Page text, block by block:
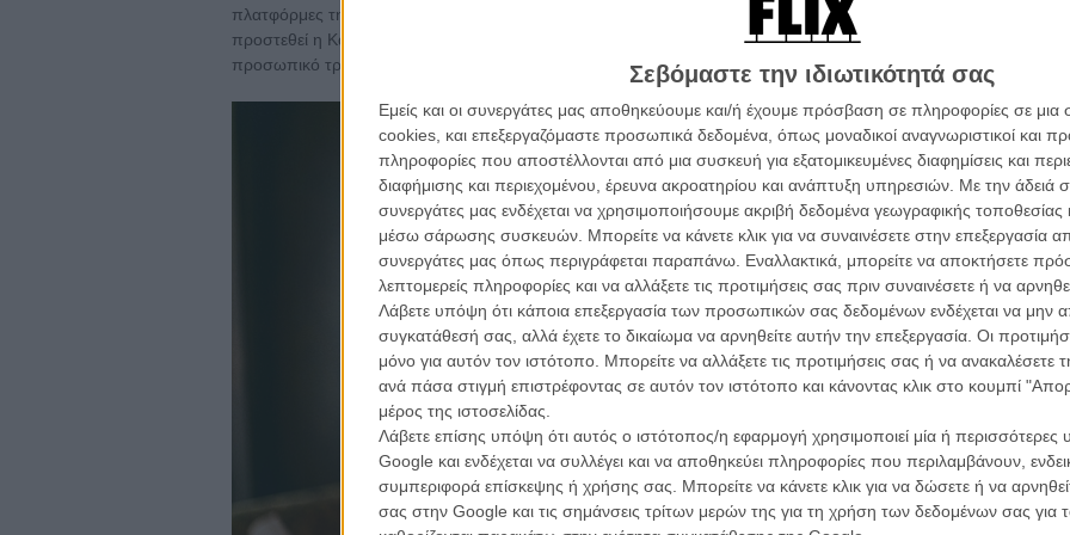
Σεβόμαστε την ιδιωτικότητά σας
Εμείς και οι συνεργάτες μας αποθηκεύουμε και/ή έχουμε πρόσβαση σε πληροφορίες σε
cookies, και επεξεργαζόμαστε προσωπικά δεδομένα, όπως μοναδικοί αναγνωριστικοί και
πληροφορίες που αποστέλλονται από μια συσκευή για εξατομικευμένες διαφημίσεις και
διαφήμισης και περιεχομένου, έρευνα ακροατηρίου και ανάπτυξη υπηρεσιών. Με την άδειά
συνεργάτες μας ενδέχεται να χρησιμοποιήσουμε ακριβή δεδομένα γεωγραφικής τοποθεσίας
μέσω σάρωσης συσκευών. Μπορείτε να κάνετε κλικ για να συναινέσετε στην επεξεργασία
συνεργάτες μας όπως περιγράφεται παραπάνω. Εναλλακτικά, μπορείτε να αποκτήσετε
λεπτομερείς πληροφορίες και να αλλάξετε τις προτιμήσεις σας πριν συναινέσετε ή να
Λάβετε υπόψη ότι κάποια επεξεργασία των προσωπικών σας δεδομένων ενδέχεται να μην
συγκατάθεσή σας, αλλά έχετε το δικαίωμα να αρνηθείτε αυτήν την επεξεργασία. Οι
μόνο για αυτόν τον ιστότοπο. Μπορείτε να αλλάξετε τις προτιμήσεις σας ή να ανακαλέσετε
ανά πάσα στιγμή επιστρέφοντας σε αυτόν τον ιστότοπο και κάνοντας κλικ στο κουμπί
μέρος της ιστοσελίδας.
Λάβετε επίσης υπόψη ότι αυτός ο ιστότοπος/η εφαρμογή χρησιμοποιεί μία ή περισσότερες
Google και ενδέχεται να συλλέγει και να αποθηκεύει πληροφορίες που περιλαμβάνουν,
συμπεριφορά επίσκεψης ή χρήσης σας. Μπορείτε να κάνετε κλικ για να δώσετε ή να
σας στην Google και τις σημάνσεις τρίτων μερών της για τη χρήση των δεδομένων σας
πλατφόρμες της και τα στενά της τζιν και επιτίθεται. Στη μικρή, ιδιαίτερη οικογένεια, θα έρθει να
προστεθεί η Κάιλα, η συνεσταλμένη γειτόνισσα, που προσπαθεί να ξεπεράσει ένα πρόσφατο
προσωπικό τραύμα και, στην Ντάι και τον Στίβεν θα βρει ένα απρόσμενο καταφύγιο.
Οι
Μπέλα
Μια Θέση
A Place
Τζορτζ
Οδύσσεια
The
Ψηλά
Tacones
Πέδρο
Ο